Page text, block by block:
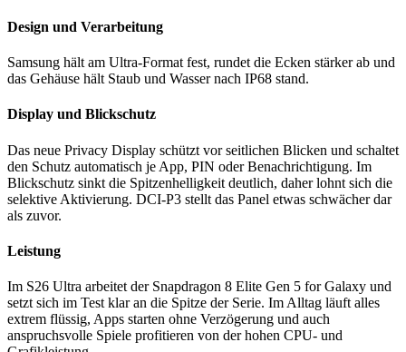
Design und Verarbeitung
Samsung hält am Ultra-Format fest, rundet die Ecken stärker ab und
das Gehäuse hält Staub und Wasser nach IP68 stand.
Display und Blickschutz
Das neue Privacy Display schützt vor seitlichen Blicken und schaltet
den Schutz automatisch je App, PIN oder Benachrichtigung. Im
Blickschutz sinkt die Spitzenhelligkeit deutlich, daher lohnt sich die
selektive Aktivierung. DCI-P3 stellt das Panel etwas schwächer dar
als zuvor.
Leistung
Im S26 Ultra arbeitet der Snapdragon 8 Elite Gen 5 for Galaxy und
setzt sich im Test klar an die Spitze der Serie. Im Alltag läuft alles
extrem flüssig, Apps starten ohne Verzögerung und auch
anspruchsvolle Spiele profitieren von der hohen CPU- und